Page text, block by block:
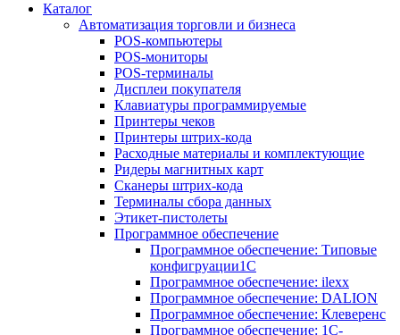
Каталог
Автоматизация торговли и бизнеса
POS-компьютеры
POS-мониторы
POS-терминалы
Дисплеи покупателя
Клавиатуры программируемые
Принтеры чеков
Принтеры штрих-кода
Расходные материалы и комплектующие
Ридеры магнитных карт
Сканеры штрих-кода
Терминалы сбора данных
Этикет-пистолеты
Программное обеспечение
Программное обеспечение: Типовые
конфигруации1С
Программное обеспечение: ilexx
Программное обеспечение: DALION
Программное обеспечение: Клеверенс
Программное обеспечение: 1С-